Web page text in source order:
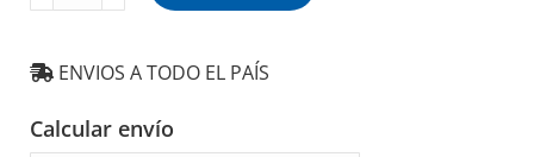
Metálico
Blanco
00B
cantidad
ENVIOS A TODO EL PAÍS
Calcular envío